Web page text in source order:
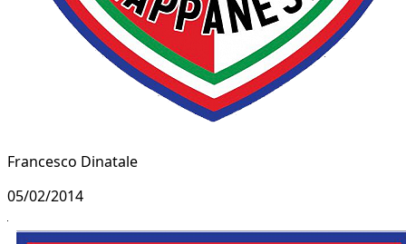
Francesco Dinatale
05/02/2014